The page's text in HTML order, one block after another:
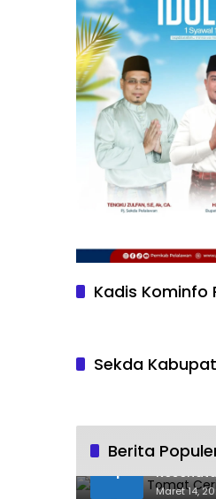
Kadis Kominfo
Sekda
Berita
1
Manfaat
Maret 14,